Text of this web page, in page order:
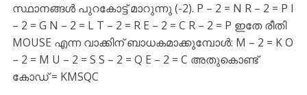
സ്ഥാനങ്ങൾ പുറകോട്ട് മാറുന്നു (-2). P – 2 = N R – 2 = P I
– 2 = G N – 2 = L T – 2 = R E – 2 = C R – 2 = P ഇതേ രീതി
MOUSE എന്ന വാക്കിന് ബാധകമാക്കുമ്പോൾ: M – 2 = K O
– 2 = M U – 2 = S S – 2 = Q E – 2 = C അതുകൊണ്ട്
കോഡ് = KMSQC